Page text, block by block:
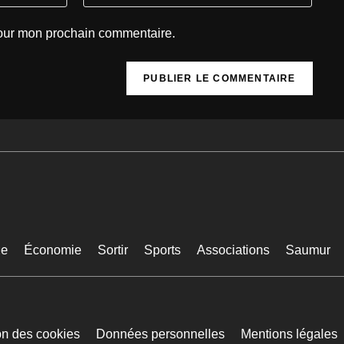
mon prochain commentaire.
Économie Sortir Sports Associations Saumur
des cookies Données personnelles Mentions légales